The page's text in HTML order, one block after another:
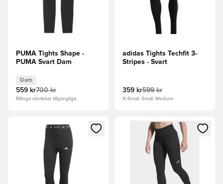
PUMA Tights Shape -
PUMA Svart Dam
Dam
559 kr700 kr
Många storlekar tillgängliga
adidas Tights Techfit 3-
Stripes - Svart
359 kr599 kr
X-Small, Small, Medium
Öppnar en Modal för att logga in eller registrera dig som
Öppnar en Modal för att